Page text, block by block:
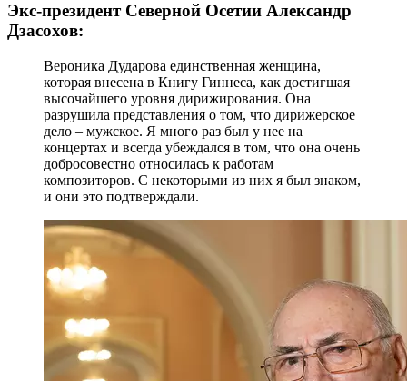
Экс-президент Северной Осетии Александр
Дзасохов:
Вероника Дударова единственная женщина,
которая внесена в Книгу Гиннеса, как достигшая
высочайшего уровня дирижирования. Она
разрушила представления о том, что дирижерское
дело – мужское. Я много раз был у нее на
концертах и всегда убеждался в том, что она очень
добросовестно относилась к работам
композиторов. С некоторыми из них я был знаком,
и они это подтверждали.